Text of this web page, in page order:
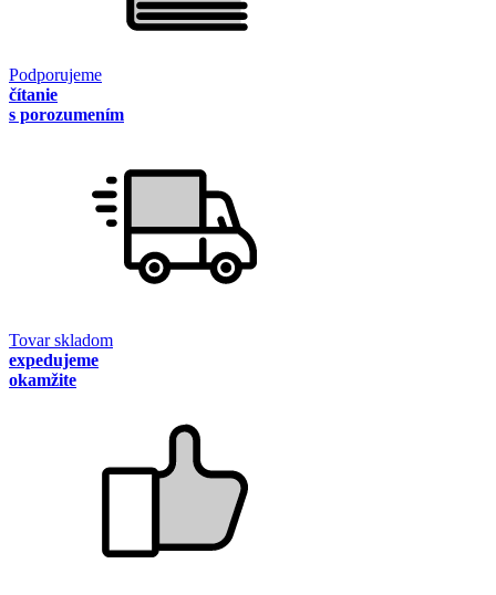
Podporujeme
čítanie
s porozumením
Tovar skladom
expedujeme
okamžite